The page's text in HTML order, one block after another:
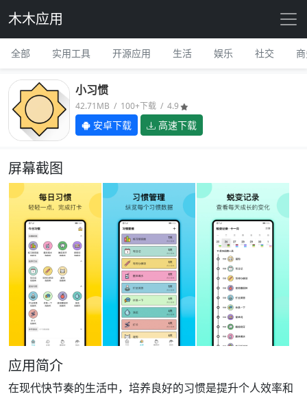
木木应用
全部 实用工具 开源应用 生活 娱乐 社交
小习惯
42.71MB / 100+下载 / 4.9
安卓下载 高速下载
屏幕截图
应用简介
在现代快节奏的生活中，培养良好的习惯是提升个人效率和